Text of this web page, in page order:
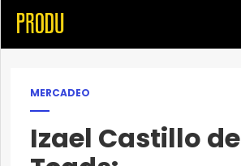
MERCADEO
Izael Castillo de